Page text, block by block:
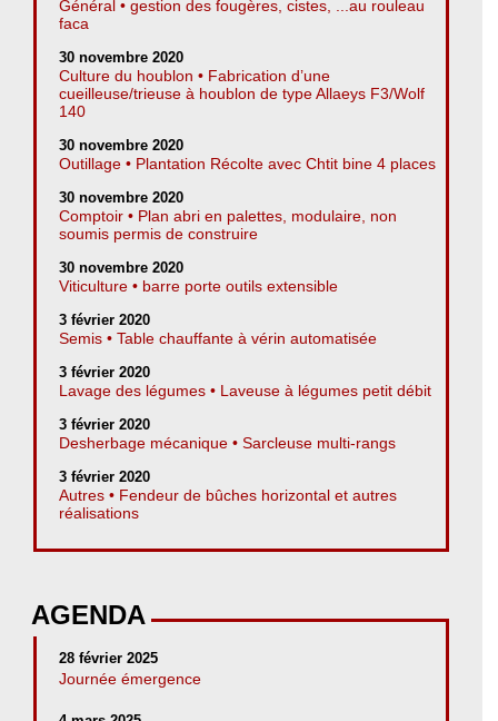
Général • gestion des fougères, cistes, ...au rouleau
faca
30 novembre 2020
Culture du houblon • Fabrication d’une
cueilleuse/trieuse à houblon de type Allaeys F3/Wolf
140
30 novembre 2020
Outillage • Plantation Récolte avec Chtit bine 4 places
30 novembre 2020
Comptoir • Plan abri en palettes, modulaire, non
soumis permis de construire
30 novembre 2020
Viticulture • barre porte outils extensible
3 février 2020
Semis • Table chauffante à vérin automatisée
3 février 2020
Lavage des légumes • Laveuse à légumes petit débit
3 février 2020
Desherbage mécanique • Sarcleuse multi-rangs
3 février 2020
Autres • Fendeur de bûches horizontal et autres
réalisations
AGENDA
28 février 2025
Journée émergence